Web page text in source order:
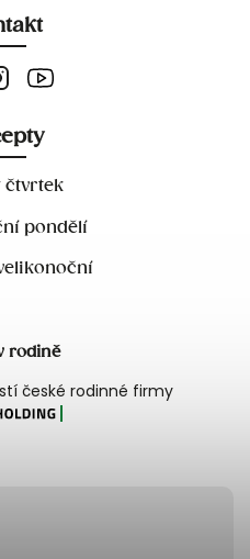
čtvrtek
pondělí
rodině
české rodinné firmy